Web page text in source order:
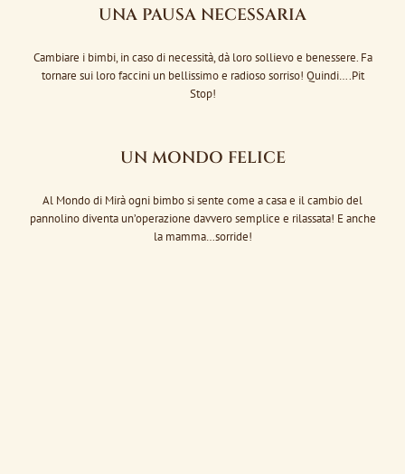
UNA PAUSA NECESSARIA
Cambiare i bimbi, in caso di necessità, dà loro sollievo e benessere. Fa
tornare sui loro faccini un bellissimo e radioso sorriso! Quindi….Pit
Stop!
UN MONDO FELICE
Al Mondo di Mirà ogni bimbo si sente come a casa e il cambio del
pannolino diventa un’operazione davvero semplice e rilassata! E anche
la mamma…sorride!